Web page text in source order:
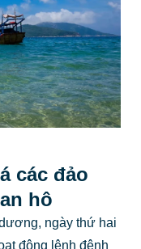
các đảo
hô
ngày thứ hai
động lênh đênh